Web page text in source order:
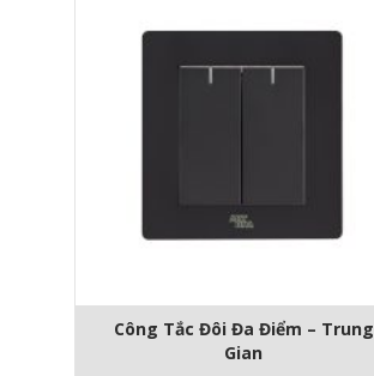
Công Tắc Đôi Đa Điểm – Trung
Gian